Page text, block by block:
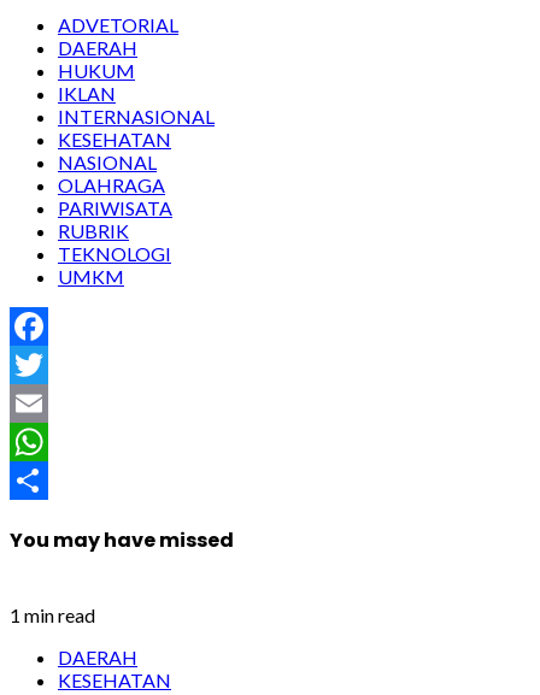
ADVETORIAL
DAERAH
HUKUM
IKLAN
INTERNASIONAL
KESEHATAN
NASIONAL
OLAHRAGA
PARIWISATA
RUBRIK
TEKNOLOGI
UMKM
Facebook
Twitter
Email
WhatsApp
You may have missed
1 min read
DAERAH
KESEHATAN